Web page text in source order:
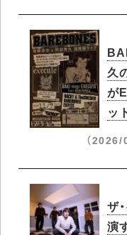
久
が
ッ
（2026/
ザ
演